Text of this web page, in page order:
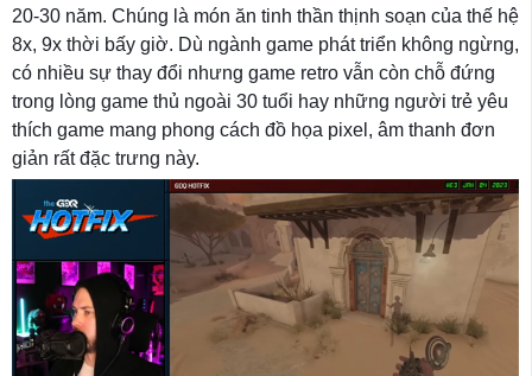
20-30 năm. Chúng là món ăn tinh thần thịnh soạn của thế hệ
8x, 9x thời bấy giờ. Dù ngành game phát triển không ngừng,
có nhiều sự thay đổi nhưng game retro vẫn còn chỗ đứng
trong lòng game thủ ngoài 30 tuổi hay những người trẻ yêu
thích game mang phong cách đồ họa pixel, âm thanh đơn
giản rất đặc trưng này.